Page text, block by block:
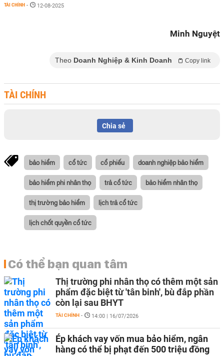
TÀI CHÍNH - 12-08-2025
Minh Nguyệt
Theo Doanh Nghiệp & Kinh Doanh Copy link
TÀI CHÍNH
Chia sẻ
bảo hiểm cổ tức cổ phiếu doanh nghiệp bảo hiểm
bảo hiểm phi nhân thọ trả cổ tức bảo hiểm nhân thọ
thị trường bảo hiểm lịch trả cổ tức
lịch chốt quyền cổ tức
Có thể bạn quan tâm
Thị trường phi nhân thọ có thêm một sản
phẩm đặc biệt từ 'tân binh', bù đắp phần
còn lại sau BHYT
TÀI CHÍNH - 14:00 | 16/07/2026
Ép khách vay vốn mua bảo hiểm, ngân
hàng có thể bị phạt đến 500 triệu đồng